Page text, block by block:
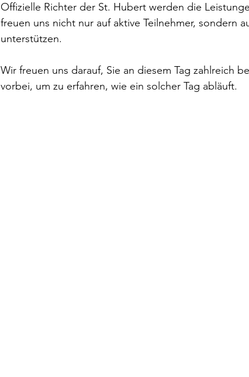
Offizielle Richter der St. Hubert werden die
freuen uns nicht nur auf aktive Teilnehmer, sondern
unterstützen.
Wir freuen uns darauf, Sie an diesem Tag zahlreich
vorbei, um zu erfahren, wie ein solcher Tag abläuft.